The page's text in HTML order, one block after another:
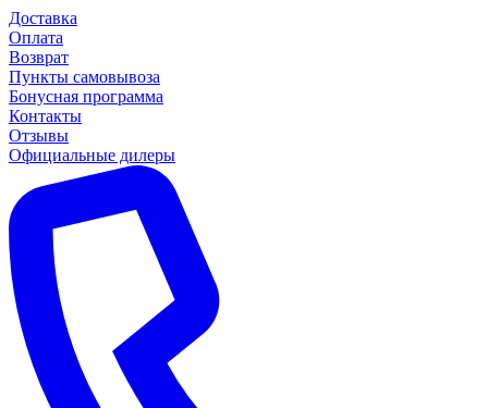
Доставка
Оплата
Возврат
Пункты самовывоза
Бонусная программа
Контакты
Отзывы
Официальные дилеры